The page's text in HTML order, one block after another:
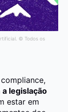
© Todos os
legislação
estar em